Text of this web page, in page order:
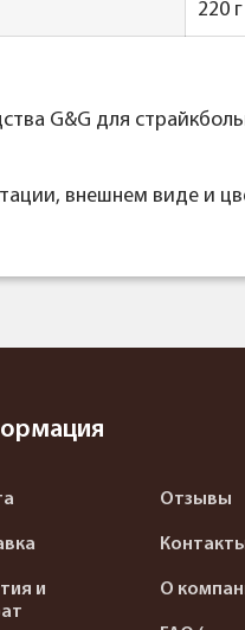
220 г
G&G для
внешнем виде и
и
Отзывы
О